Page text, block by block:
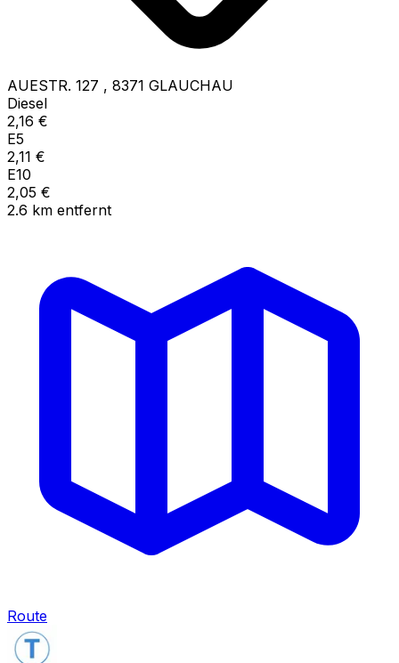
AUESTR. 127 , 8371 GLAUCHAU
Diesel
2,16 €
E5
2,11 €
E10
2,05 €
2.6 km entfernt
Route